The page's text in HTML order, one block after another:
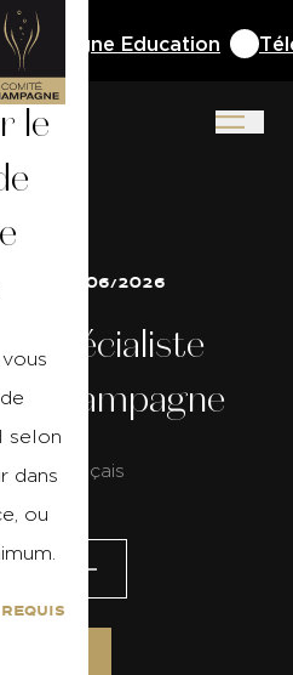
Education
le
selon
dans
ou
au 25/06/2026
Spécialiste
Champagne
en français